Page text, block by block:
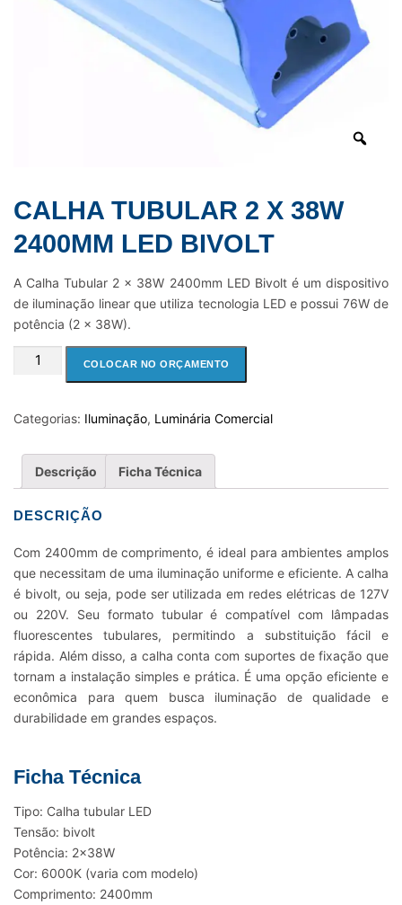
CALHA TUBULAR 2 X 38W
2400MM LED BIVOLT
A Calha Tubular 2 x 38W 2400mm LED Bivolt é um dispositivo
de iluminação linear que utiliza tecnologia LED e possui 76W de
potência (2 x 38W).
CALHA
X
2400MM
quantidade
COLOCAR NO ORÇAMENTO
Categorias: Iluminação, Luminária Comercial
Descrição Ficha Técnica
DESCRIÇÃO
Com 2400mm de comprimento, é ideal para ambientes amplos
que necessitam de uma iluminação uniforme e eficiente. A calha
é bivolt, ou seja, pode ser utilizada em redes elétricas de 127V
ou 220V. Seu formato tubular é compatível com lâmpadas
fluorescentes tubulares, permitindo a substituição fácil e
rápida. Além disso, a calha conta com suportes de fixação que
tornam a instalação simples e prática. É uma opção eficiente e
econômica para quem busca iluminação de qualidade e
durabilidade em grandes espaços.
Ficha Técnica
Tipo: Calha tubular LED
Tensão: bivolt
Potência: 2x38W
Cor: 6000K (varia com modelo)
Comprimento: 2400mm